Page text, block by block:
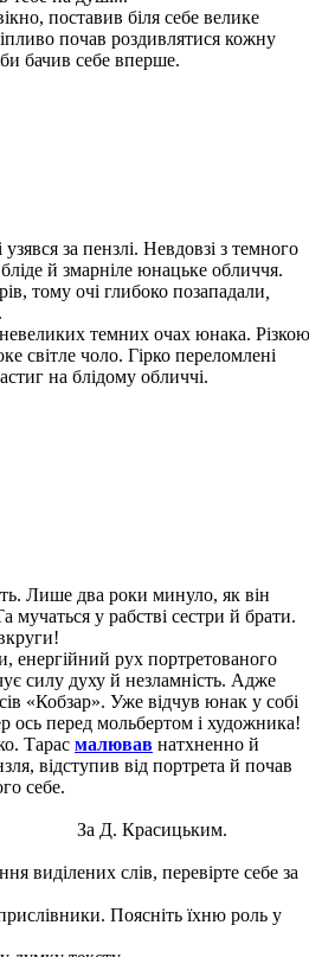
поставив біля себе велике
почав роздивлятися кожну
бачив себе вперше.
за пензлі. Невдовзі з темного
й змарніле юнацьке обличчя.
тому очі глибоко позападали
темних очах юнака. Різкою
світле чоло. Гірко переломлені
на блідому обличчі.
Лише два роки минуло, як він
мучаться у рабстві сестри й брати.
енергійний рух портретованого
силу духу й незламність. Адже
«Кобзар». Уже відчув юнак у собі
ось перед мольбертом і художника!
Тарас малював натхненно й
відступив від портрета й почав
себе.
виділених слів, перевірте себе за
Поясніть їхню роль у